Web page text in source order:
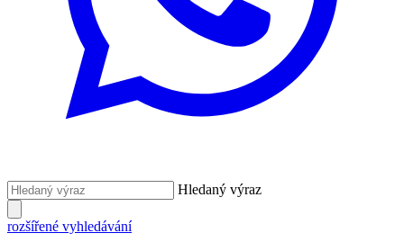
Hledaný výraz
rozšířené vyhledávání